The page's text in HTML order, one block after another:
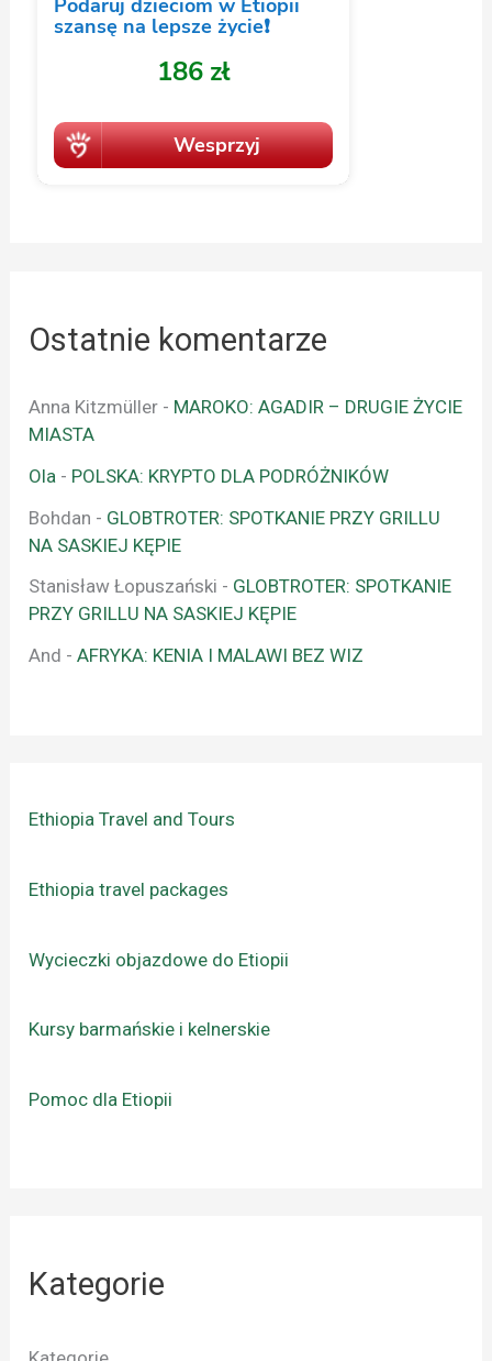
Ostatnie komentarze
Anna Kitzmüller - MAROKO: AGADIR – DRUGIE ŻYCIE
MIASTA
Ola - POLSKA: KRYPTO DLA PODRÓŻNIKÓW
Bohdan - GLOBTROTER: SPOTKANIE PRZY GRILLU
NA SASKIEJ KĘPIE
Stanisław Łopuszański - GLOBTROTER: SPOTKANIE
PRZY GRILLU NA SASKIEJ KĘPIE
And -AFRYKA: KENIA I MALAWI BEZ WIZ
Ethiopia Travel and Tours
Ethiopia travel packages
Wycieczki objazdowe do Etiopii
Kursy barmańskie i kelnerskie
Pomoc dla Etiopii
Kategorie